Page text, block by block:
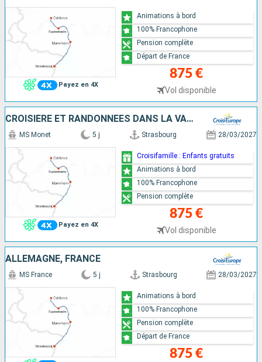
Payez en 4X
875 €
Vol disponible
Animations à bord
100% Francophone
Pension complète
Départ de France
CROISIÈRE ET RANDONNÉES DANS LA VALLÉE DU RHIN - HISTOIRE, TRADITIONS ET AMBIANCE RHÉNANE
Payez en 4X
MS Monet 5 j Strasbourg 28/03/2027
875 €
Vol disponible
Croisifamille : Enfants gratuits
Animations à bord
100% Francophone
Pension complète
ALLEMAGNE, FRANCE
MS France 5 j Strasbourg 28/03/2027
875 €
Animations à bord
100% Francophone
Pension complète
Départ de France